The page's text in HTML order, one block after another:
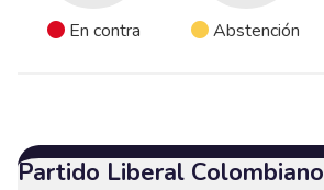
En contra Abstención
Partido Liberal Colombiano